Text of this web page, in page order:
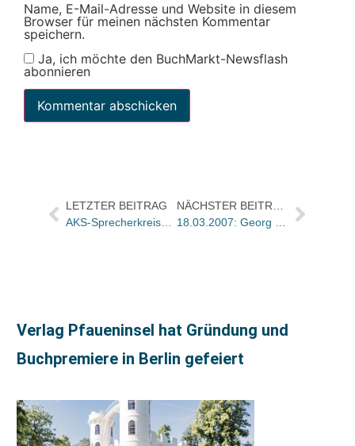
Name, E-Mail-Adresse und Website in diesem
Browser für meinen nächsten Kommentar
speichern.
Ja, ich möchte den BuchMarkt-Newsflash
abonnieren
LETZTER BEITRAG
AKS-Sprecherkreises bedauert die Diskussion um die BAG und die damit verbundene Verunsicherung: BAG muss gestärkt werden
Verlag Pfaueninsel hat Gründung und
Buchpremiere in Berlin gefeiert